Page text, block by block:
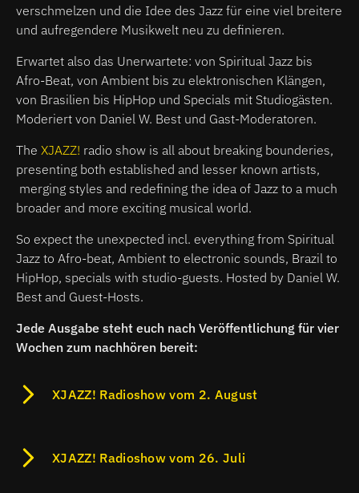
verschmelzen und die Idee des Jazz für eine viel breitere
und aufregendere Musikwelt neu zu definieren.
Erwartet also das Unerwartete: von Spiritual Jazz bis
Afro-Beat, von Ambient bis zu elektronischen Klängen,
von Brasilien bis HipHop und Specials mit Studiogästen.
Moderiert von Daniel W. Best und Gast-Moderatoren.
The XJAZZ! radio show is all about breaking bounderies,
presenting both established and lesser known artists,
merging styles and redefining the idea of Jazz to a much
broader and more exciting musical world.
So expect the unexpected incl. everything from Spiritual
Jazz to Afro-beat, Ambient to electronic sounds, Brazil to
HipHop, specials with studio-guests. Hosted by Daniel W.
Best and Guest-Hosts.
Jede Ausgabe steht euch nach Veröffentlichung für vier
Wochen zum nachhören bereit:
XJAZZ! Radioshow vom 2. August
XJAZZ! Radioshow vom 26. Juli